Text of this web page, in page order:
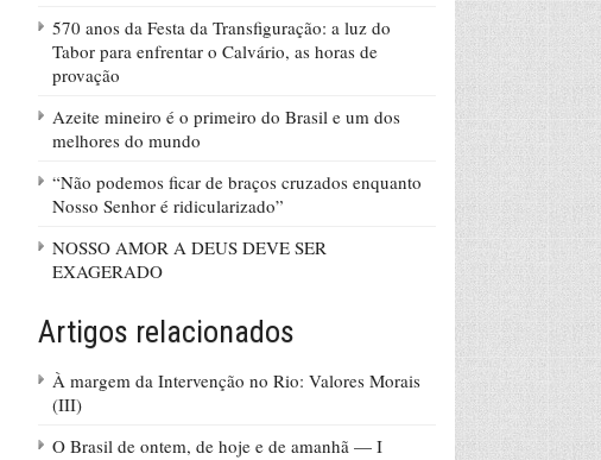
570 anos da Festa da Transfiguração: a luz do
Tabor para enfrentar o Calvário, as horas de
provação
Azeite mineiro é o primeiro do Brasil e um dos
melhores do mundo
“Não podemos ficar de braços cruzados enquanto
Nosso Senhor é ridicularizado”
NOSSO AMOR A DEUS DEVE SER
EXAGERADO
Artigos relacionados
À margem da Intervenção no Rio: Valores Morais
(III)
O Brasil de ontem, de hoje e de amanhã — I